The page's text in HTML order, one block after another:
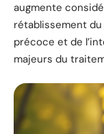
augmente
rétablissement
précoce et de
majeurs du